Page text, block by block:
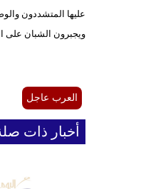
عليها المتشددون
ويجبرون الشبان على
العرب عاجل
أخبار ذات